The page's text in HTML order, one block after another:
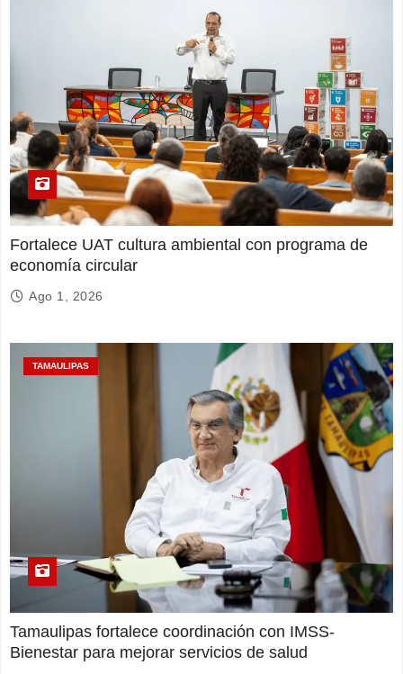
Fortalece UAT cultura ambiental con programa de
economía circular
Ago 1, 2026
TAMAULIPAS
Tamaulipas fortalece coordinación con IMSS-
Bienestar para mejorar servicios de salud